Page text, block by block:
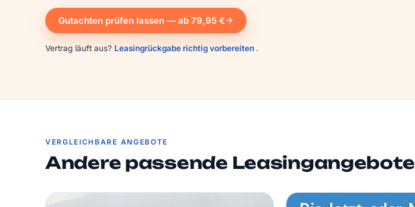
Gutachten prüfen lassen — ab 79,95 €
Vertrag läuft aus? Leasingrückgabe richtig vorbereiten .
VERGLEICHBARE ANGEBOTE
Andere passende Leasingangebote